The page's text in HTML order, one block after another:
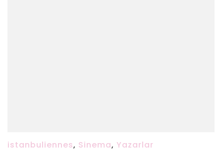
istanbuliennes, Sinema, Yazarlar